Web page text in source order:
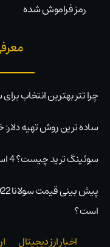
رمز فراموش شده
چرا تتر بهترین انتخاب
ساده ترین روش تهیه
سوئینگ ترید چیست؟ 4 استراتژی معاملاتی نوسان ارزهای دیجیتال
است؟
اخبار ارز دیجیتال